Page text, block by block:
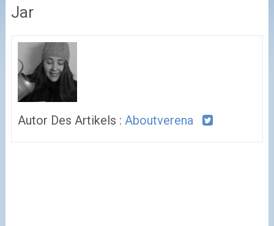
Jar
Autor Des Artikels : Aboutverena